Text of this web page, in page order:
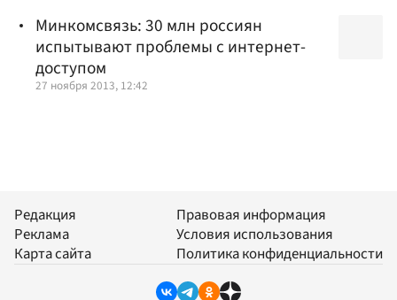
Минкомсвязь: 30 млн россиян
испытывают проблемы с интернет-
доступом
27 ноября 2013, 12:42
Редакция
Реклама
Карта сайта
Правовая информация
Условия использования
Политика конфиденциальности